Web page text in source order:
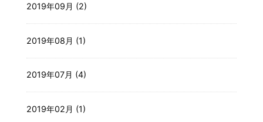
2019年09月 (2)
2019年08月 (1)
2019年07月 (4)
2019年02月 (1)